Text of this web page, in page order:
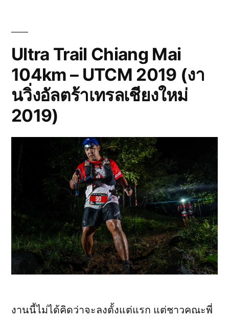
Ultra Trail Chiang Mai
104km – UTCM 2019 (งา
นวิ่งอัลตร้าเทรลเชียงใหม่
2019)
งานนี้ไม่ได้คิดว่าจะลงตั้งแต่แรก แต่ชาวคณะพี่